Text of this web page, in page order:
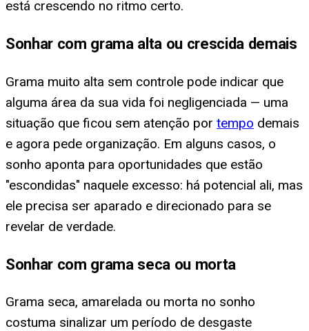
está crescendo no ritmo certo.
Sonhar com grama alta ou crescida demais
Grama muito alta sem controle pode indicar que
alguma área da sua vida foi negligenciada — uma
situação que ficou sem atenção por tempo demais
e agora pede organização. Em alguns casos, o
sonho aponta para oportunidades que estão
"escondidas" naquele excesso: há potencial ali, mas
ele precisa ser aparado e direcionado para se
revelar de verdade.
Sonhar com grama seca ou morta
Grama seca, amarelada ou morta no sonho
costuma sinalizar um período de desgaste